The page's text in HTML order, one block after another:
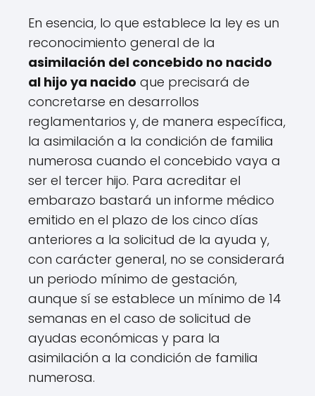
En esencia, lo que establece la ley es un
reconocimiento general de la
asimilación del concebido no nacido
al hijo ya nacido que precisará de
concretarse en desarrollos
reglamentarios y, de manera específica,
la asimilación a la condición de familia
numerosa cuando el concebido vaya a
ser el tercer hijo. Para acreditar el
embarazo bastará un informe médico
emitido en el plazo de los cinco días
anteriores a la solicitud de la ayuda y,
con carácter general, no se considerará
un periodo mínimo de gestación,
aunque sí se establece un mínimo de 14
semanas en el caso de solicitud de
ayudas económicas y para la
asimilación a la condición de familia
numerosa.